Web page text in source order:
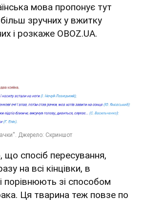
мова пропонує тут
більш зручних у вжитку
і розкаже OBOZ.UA.
що спосіб пересування,
на всі кінцівки, в
порівнюють зі способом
Ця тварина теж повзе по